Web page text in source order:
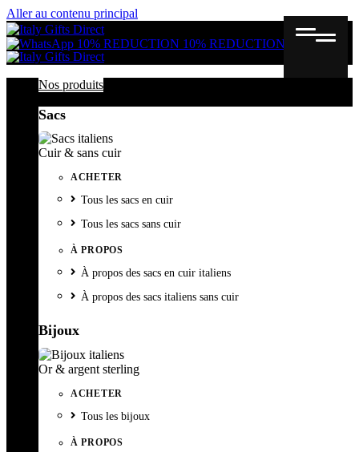
Aller au contenu principal
10% REDUCTION 10% REDUCTION
Nos produits
Sacs
Cuir & sans cuir
ACHETER
Tous les sacs en cuir
Tous les sacs sans cuir
À PROPOS
À propos des sacs en cuir italiens
À propos des sacs italiens sans cuir
Bijoux
Or & argent sterling
ACHETER
Tous les bijoux
À PROPOS